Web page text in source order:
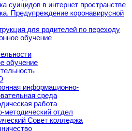
суицидов в интернет пространстве
Предупреждение коронавирусной
для родителей по переходу
обучение
обучение
информационно-
среда
работа
методический отдел
Совет колледжа